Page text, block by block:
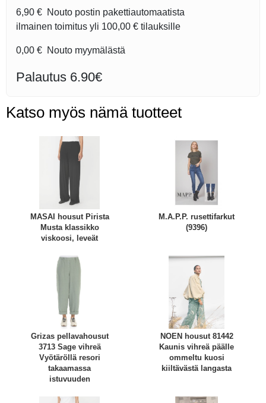
6,90 € Nouto postin pakettiautomaatista
ilmainen toimitus yli 100,00 € tilauksille
0,00 € Nouto myymälästä
Palautus 6.90€
Katso myös nämä tuotteet
MASAI housut Pirista
Musta klassikko
viskoosi, leveät
M.A.P.P. rusettifarkut
(9396)
Grizas pellavahousut
3713 Sage vihreä
Vyötäröllä resori
takaamassa
istuvuuden
NOEN housut 81442
Kaunis vihreä päälle
ommeltu kuosi
kiiltävästä langasta